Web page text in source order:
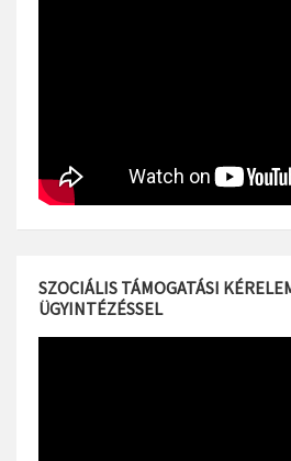
SZOCIÁLIS TÁMOGATÁSI
ÜGYINTÉZÉSSEL